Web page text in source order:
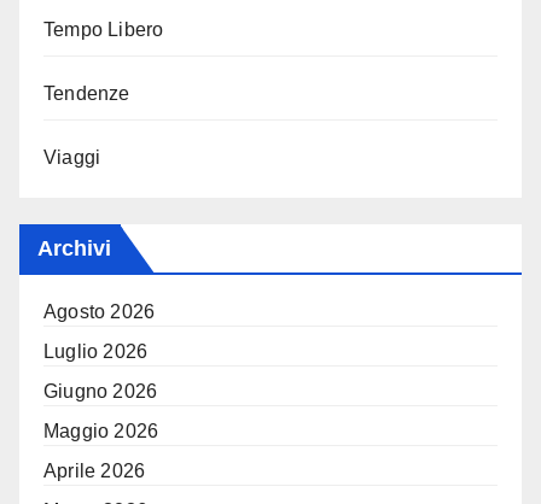
Tempo Libero
Tendenze
Viaggi
Archivi
Agosto 2026
Luglio 2026
Giugno 2026
Maggio 2026
Aprile 2026